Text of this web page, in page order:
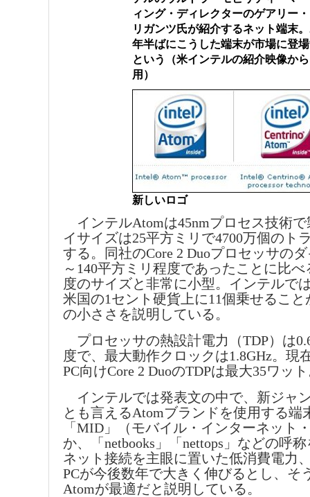
ィング・ディレクターのゲアリー
リガンツ氏が紹介するネット端末。
年半ばにこうした端末が市場に登
という（米インテルの紹介映像か
用）
新しいロゴ
インテルAtomは45nmプロセス技術
イサイズは25平方ミリで4700万個のト
する。同社のCore 2 Duoプロセッサの
～140平方ミリ程度であったことに比
度のサイズと非常に小型。インテルで
米国の1セント硬貨上に11個乗せるこ
の小ささを説明している。
プロセッサの熱設計電力（TDP）は
度で、最大動作クロックは1.8GHz。現
PC向けCore 2 DuoのTDPは最大35ワッ
インテルでは発表文の中で、新ジャ
とも言えるAtomブランドを使用する端
「MID」（モバイル・インターネット
か、「netbooks」「nettops」などの呼
ネット接続を主眼に置いた低消費電力
PCが今後数年で大きく伸びるとし、そ
Atomが最適だと説明している。